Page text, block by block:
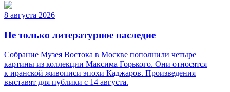
8 августа 2026
Не только литературное наследие
Собрание Музея Востока в Москве пополнили четыре
картины из коллекции Максима Горького. Они относятся
к иранской живописи эпохи Каджаров. Произведения
выставят для публики с 14 августа.